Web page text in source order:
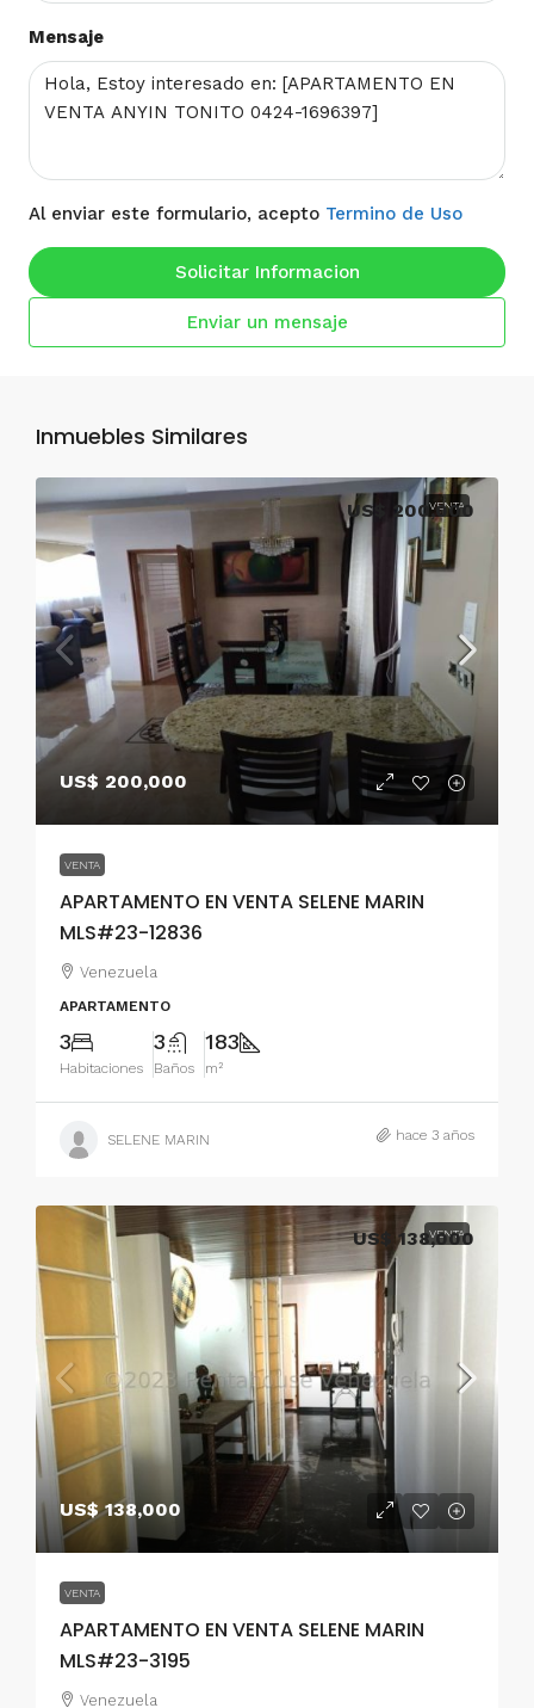
Mensaje
Al enviar este formulario, acepto Termino de Uso
Solicitar Informacion
Enviar un mensaje
Inmuebles Similares
VENTA
US$ 200,000
VENTA
APARTAMENTO EN VENTA SELENE MARIN
MLS#23-12836
US$ 200,000
Venezuela
APARTAMENTO
3
Habitaciones
3
Baños
183
m²
SELENE MARIN hace 3 años
VENTA
US$ 138,000
VENTA
APARTAMENTO EN VENTA SELENE MARIN
MLS#23-3195
US$ 138,000
Venezuela